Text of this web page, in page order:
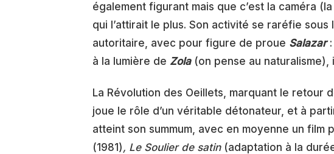
également figurant mais que c’est la caméra
qui l’attirait le plus. Son activité se raréfie sous
autoritaire, avec pour figure de proue Salazar:
à la lumière de Zola(on pense au naturalisme),
La Révolution des Oeillets, marquant le retour
joue le rôle d’un véritable détonateur, et à
atteint son summum, avec en moyenne un film
(1981) , Le Soulier de satin (adaptation à la